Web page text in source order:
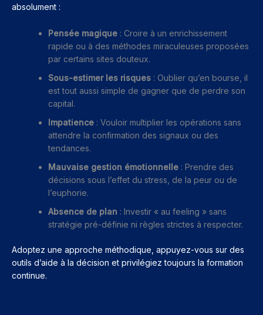
absolument :
Pensée magique : Croire à un enrichissement
rapide ou à des méthodes miraculeuses proposées
par certains sites douteux.
Sous-estimer les risques : Oublier qu’en bourse, il
est tout aussi simple de gagner que de perdre son
capital.
Impatience : Vouloir multiplier les opérations sans
attendre la confirmation des signaux ou des
tendances.
Mauvaise gestion émotionnelle : Prendre des
décisions sous l’effet du stress, de la peur ou de
l’euphorie.
Absence de plan : Investir « au feeling » sans
stratégie pré-définie ni règles strictes à respecter.
Adoptez une approche méthodique, appuyez-vous sur des
outils d’aide à la décision et privilégiez toujours la formation
continue.